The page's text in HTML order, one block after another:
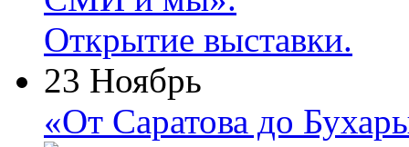
23 Ноябрь
«От Саратова до